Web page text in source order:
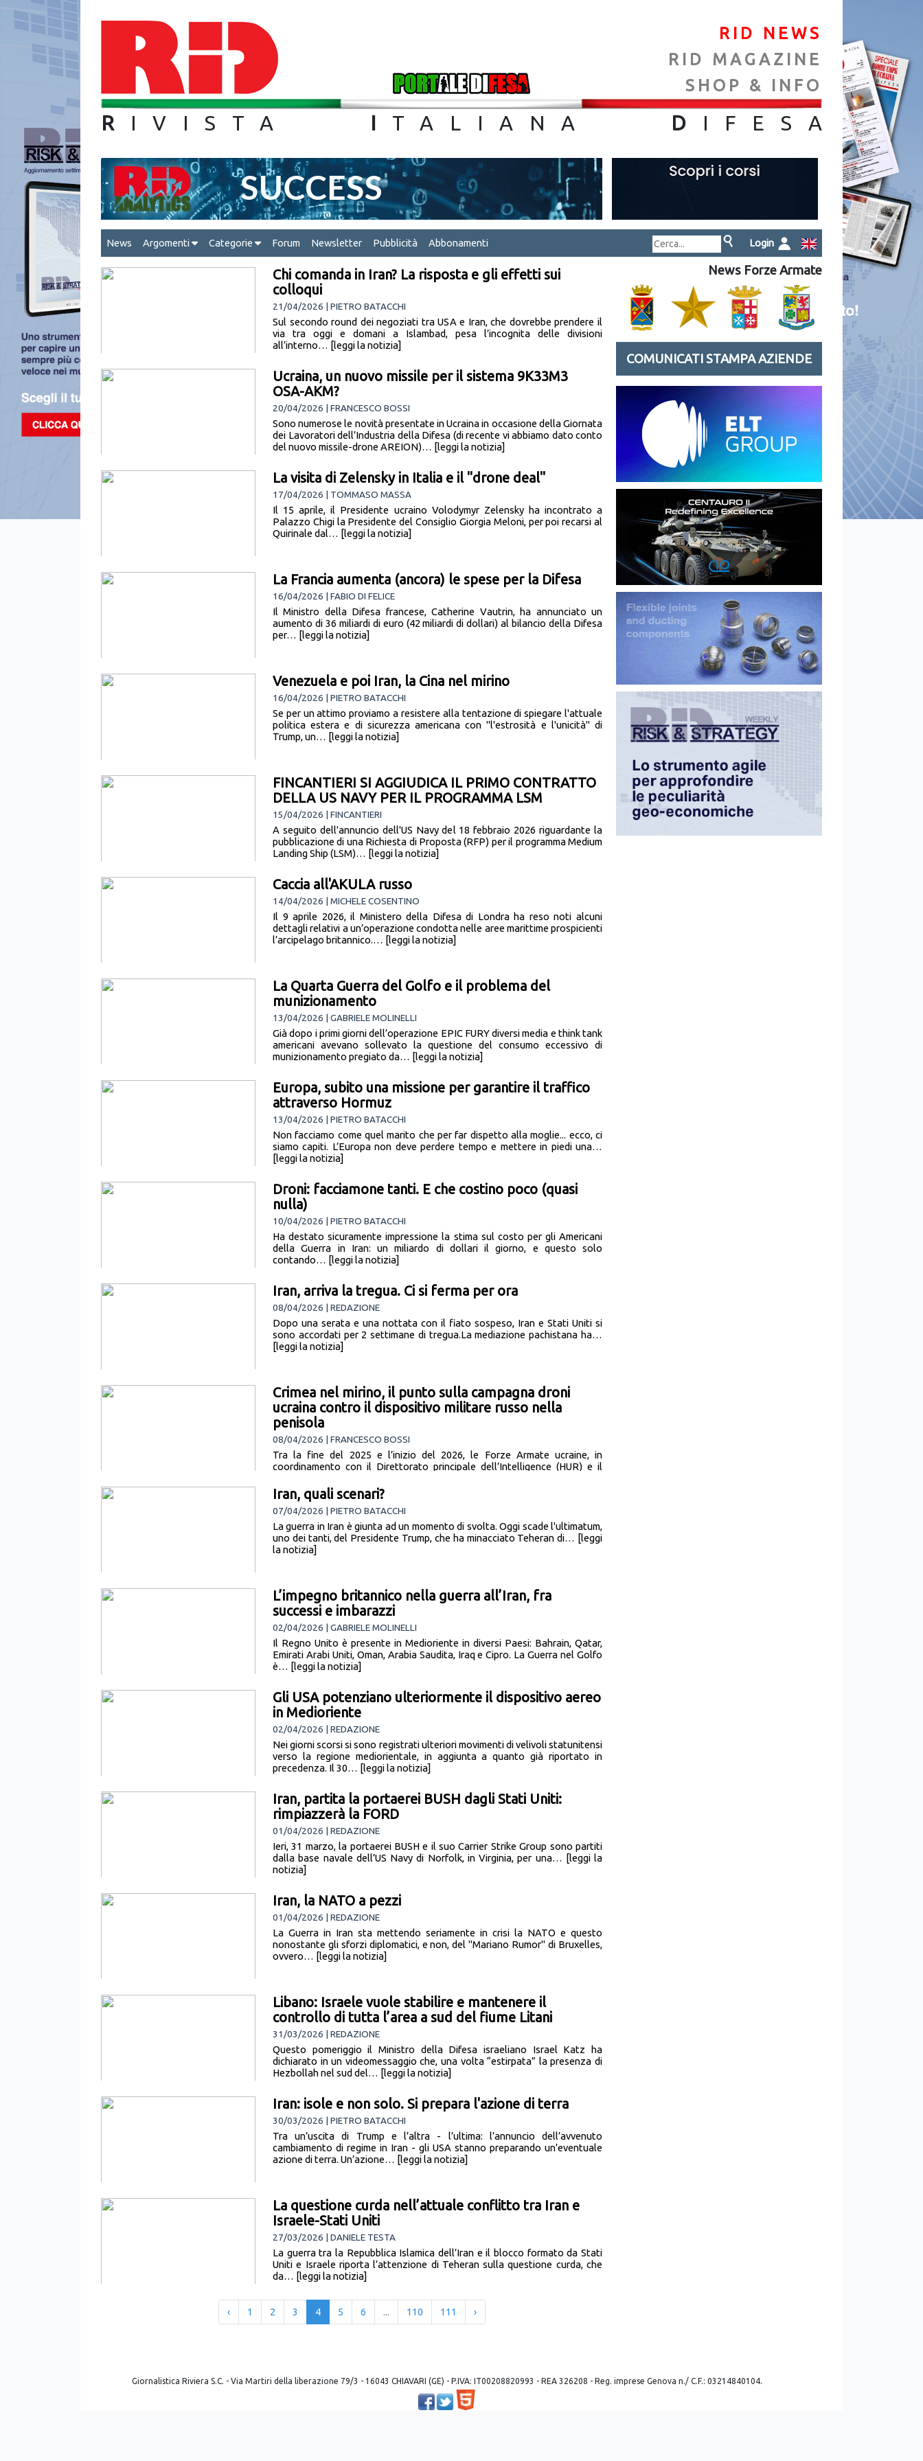
RID NEWS
RID MAGAZINE
SHOP & INFO
R IVISTA I TALIANA D IFES A
News Argomenti Categorie Forum Newsletter Pubblicità Abbonamenti Login
Chi comanda in Iran? La risposta e gli effetti sui
colloqui
21/04/2026 | PIETRO BATACCHI
Sul secondo round dei negoziati tra USA e Iran, che dovrebbe prendere il
via tra oggi e domani a Islambad, pesa l’incognita delle divisioni
all’interno… [leggi la notizia]
Ucraina, un nuovo missile per il sistema 9K33M3
OSA-AKM?
20/04/2026 | FRANCESCO BOSSI
Sono numerose le novità presentate in Ucraina in occasione della Giornata
dei Lavoratori dell’Industria della Difesa (di recente vi abbiamo dato conto
del nuovo missile-drone AREION)… [leggi la notizia]
La visita di Zelensky in Italia e il "drone deal"
17/04/2026 | TOMMASO MASSA
Il 15 aprile, il Presidente ucraino Volodymyr Zelensky ha incontrato a
Palazzo Chigi la Presidente del Consiglio Giorgia Meloni, per poi recarsi al
Quirinale dal… [leggi la notizia]
La Francia aumenta (ancora) le spese per la Difesa
16/04/2026 | FABIO DI FELICE
Il Ministro della Difesa francese, Catherine Vautrin, ha annunciato un
aumento di 36 miliardi di euro (42 miliardi di dollari) al bilancio della Difesa
per… [leggi la notizia]
Venezuela e poi Iran, la Cina nel mirino
16/04/2026 | PIETRO BATACCHI
Se per un attimo proviamo a resistere alla tentazione di spiegare l'attuale
politica estera e di sicurezza americana con "l'estrosità e l'unicità" di
Trump, un… [leggi la notizia]
FINCANTIERI SI AGGIUDICA IL PRIMO CONTRATTO
DELLA US NAVY PER IL PROGRAMMA LSM
15/04/2026 | FINCANTIERI
A seguito dell'annuncio dell'US Navy del 18 febbraio 2026 riguardante la
pubblicazione di una Richiesta di Proposta (RFP) per il programma Medium
Landing Ship (LSM)… [leggi la notizia]
Caccia all'AKULA russo
14/04/2026 | MICHELE COSENTINO
Il 9 aprile 2026, il Ministero della Difesa di Londra ha reso noti alcuni
dettagli relativi a un’operazione condotta nelle aree marittime prospicienti
l’arcipelago britannico.… [leggi la notizia]
La Quarta Guerra del Golfo e il problema del
munizionamento
13/04/2026 | GABRIELE MOLINELLI
Già dopo i primi giorni dell’operazione EPIC FURY diversi media e think tank
americani avevano sollevato la questione del consumo eccessivo di
munizionamento pregiato da… [leggi la notizia]
Europa, subito una missione per garantire il traffico
attraverso Hormuz
13/04/2026 | PIETRO BATACCHI
Non facciamo come quel marito che per far dispetto alla moglie... ecco, ci
siamo capiti. L’Europa non deve perdere tempo e mettere in piedi una…
[leggi la notizia]
Droni: facciamone tanti. E che costino poco (quasi
nulla)
10/04/2026 | PIETRO BATACCHI
Ha destato sicuramente impressione la stima sul costo per gli Americani
della Guerra in Iran: un miliardo di dollari il giorno, e questo solo
contando… [leggi la notizia]
Iran, arriva la tregua. Ci si ferma per ora
08/04/2026 | REDAZIONE
Dopo una serata e una nottata con il fiato sospeso, Iran e Stati Uniti si
sono accordati per 2 settimane di tregua.La mediazione pachistana ha…
[leggi la notizia]
Crimea nel mirino, il punto sulla campagna droni
ucraina contro il dispositivo militare russo nella
penisola
08/04/2026 | FRANCESCO BOSSI
Tra la fine del 2025 e l’inizio del 2026, le Forze Armate ucraine, in
coordinamento con il Direttorato principale dell’Intelligence (HUR) e il
Iran, quali scenari?
07/04/2026 | PIETRO BATACCHI
La guerra in Iran è giunta ad un momento di svolta. Oggi scade l'ultimatum,
uno dei tanti, del Presidente Trump, che ha minacciato Teheran di… [leggi
la notizia]
L’impegno britannico nella guerra all’Iran, fra
successi e imbarazzi
02/04/2026 | GABRIELE MOLINELLI
Il Regno Unito è presente in Medioriente in diversi Paesi: Bahrain, Qatar,
Emirati Arabi Uniti, Oman, Arabia Saudita, Iraq e Cipro. La Guerra nel Golfo
è… [leggi la notizia]
Gli USA potenziano ulteriormente il dispositivo aereo
in Medioriente
02/04/2026 | REDAZIONE
Nei giorni scorsi si sono registrati ulteriori movimenti di velivoli statunitensi
verso la regione mediorientale, in aggiunta a quanto già riportato in
precedenza. Il 30… [leggi la notizia]
Iran, partita la portaerei BUSH dagli Stati Uniti:
rimpiazzerà la FORD
01/04/2026 | REDAZIONE
Ieri, 31 marzo, la portaerei BUSH e il suo Carrier Strike Group sono partiti
dalla base navale dell’US Navy di Norfolk, in Virginia, per una… [leggi la
notizia]
Iran, la NATO a pezzi
01/04/2026 | REDAZIONE
La Guerra in Iran sta mettendo seriamente in crisi la NATO e questo
nonostante gli sforzi diplomatici, e non, del "Mariano Rumor" di Bruxelles,
ovvero… [leggi la notizia]
Libano: Israele vuole stabilire e mantenere il
controllo di tutta l’area a sud del fiume Litani
31/03/2026 | REDAZIONE
Questo pomeriggio il Ministro della Difesa israeliano Israel Katz ha
dichiarato in un videomessaggio che, una volta “estirpata” la presenza di
Hezbollah nel sud del… [leggi la notizia]
Iran: isole e non solo. Si prepara l'azione di terra
30/03/2026 | PIETRO BATACCHI
Tra un’uscita di Trump e l’altra - l’ultima: l’annuncio dell’avvenuto
cambiamento di regime in Iran - gli USA stanno preparando un’eventuale
azione di terra. Un’azione… [leggi la notizia]
La questione curda nell’attuale conflitto tra Iran e
Israele-Stati Uniti
27/03/2026 | DANIELE TESTA
La guerra tra la Repubblica Islamica dell’Iran e il blocco formato da Stati
Uniti e Israele riporta l’attenzione di Teheran sulla questione curda, che
da… [leggi la notizia]
‹ 1 2 3 4 5 6 ... 110 111 ›
News Forze Armate
COMUNICATI STAMPA AZIENDE
Giornalistica Riviera S.C. - Via Martiri della liberazione 79/3 - 16043 CHIAVARI (GE) - P.IVA: IT00208820993 - REA 326208 - Reg. imprese Genova n./ C.F.: 03214840104.